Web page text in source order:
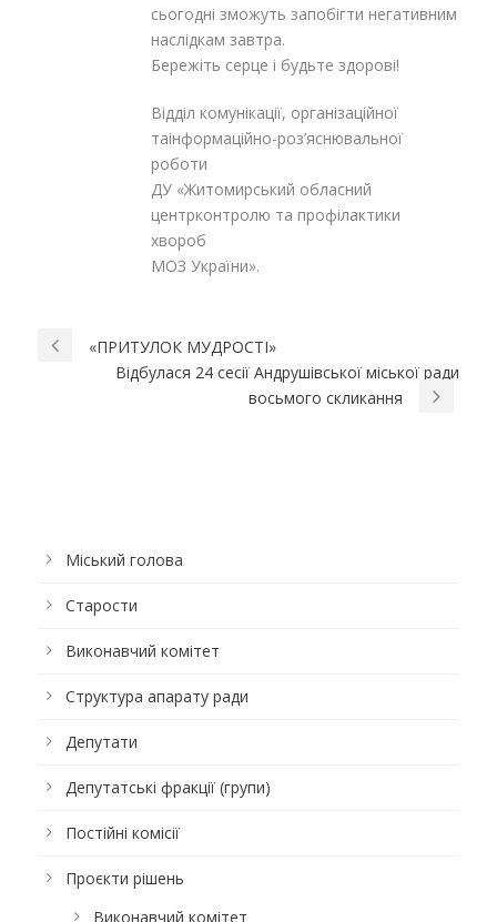
сьогодні зможуть запобігти негативним
наслідкам завтра.
Бережіть серце і будьте здорові!
Відділ комунікації, організаційної
таінформаційно-роз’яснювальної
роботи
ДУ «Житомирський обласний
центрконтролю та профілактики
хвороб
МОЗ України».
«ПРИТУЛОК МУДРОСТІ»
Відбулася 24 сесії Андрушівської міської ради
восьмого скликання
Міський голова
Старости
Виконавчий комітет
Структура апарату ради
Депутати
Депутатські фракції (групи)
Постійні комісії
Проєкти рішень
Виконавчий комітет